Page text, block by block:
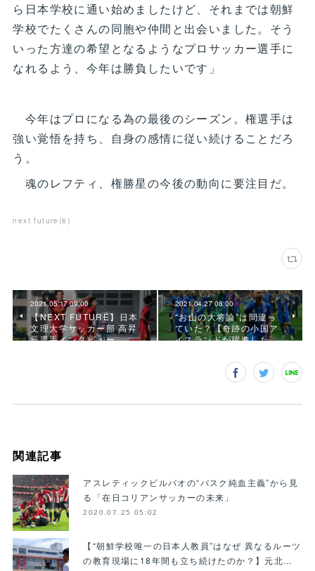
ら日本学校に通い始めましたけど、それまでは朝鮮
学校でたくさんの同胞や仲間と出会いました。そう
いった方達の希望となるようなプロサッカー選手に
なれるよう、今年は勝負したいです」
今年はプロになる為の最後のシーズン。権選手は
強い覚悟を持ち、自身の感情に従い続けることだろ
う。
魂のレフティ、権勝星の今後の動向に要注目だ。
next future (6 )
2021.05.17 09:00
【NEXT FUTURE】日本
文理大学サッカー部 高昇
辰選手インタビュー
2021.04.27 08:00
“お山の大将論”は間違っ
ていた？【奇跡の小国ア
イスランドが躍進した…
関連記事
アスレティックビルバオの“バスク純血主義”から見
る「在日コリアンサッカーの未来」
2020.07.25 05:02
【“朝鮮学校唯一の日本人教員”はなぜ 異なるルーツ
の教育現場に18年間も立ち続けたのか？】元北…